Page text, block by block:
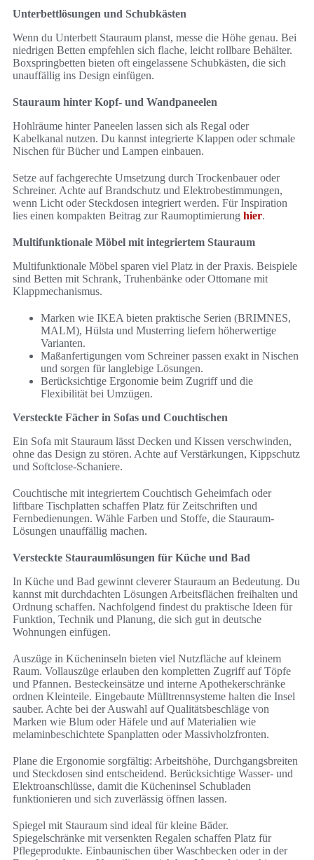
Unterbettlösungen und Schubkästen
Wenn du Unterbett Stauraum planst, messe die Höhe genau. Bei
niedrigen Betten empfehlen sich flache, leicht rollbare Behälter.
Boxspringbetten bieten oft eingelassene Schubkästen, die sich
unauffällig ins Design einfügen.
Stauraum hinter Kopf- und Wandpaneelen
Hohlräume hinter Paneelen lassen sich als Regal oder
Kabelkanal nutzen. Du kannst integrierte Klappen oder schmale
Nischen für Bücher und Lampen einbauen.
Setze auf fachgerechte Umsetzung durch Trockenbauer oder
Schreiner. Achte auf Brandschutz und Elektrobestimmungen,
wenn Licht oder Steckdosen integriert werden. Für Inspiration
lies einen kompakten Beitrag zur Raumoptimierung hier.
Multifunktionale Möbel mit integriertem Stauraum
Multifunktionale Möbel sparen viel Platz in der Praxis. Beispiele
sind Betten mit Schrank, Truhenbänke oder Ottomane mit
Klappmechanismus.
Marken wie IKEA bieten praktische Serien (BRIMNES,
MALM), Hülsta und Musterring liefern höherwertige
Varianten.
Maßanfertigungen vom Schreiner passen exakt in Nischen
und sorgen für langlebige Lösungen.
Berücksichtige Ergonomie beim Zugriff und die
Flexibilität bei Umzügen.
Versteckte Fächer in Sofas und Couchtischen
Ein Sofa mit Stauraum lässt Decken und Kissen verschwinden,
ohne das Design zu stören. Achte auf Verstärkungen, Kippschutz
und Softclose-Schaniere.
Couchtische mit integriertem Couchtisch Geheimfach oder
liftbare Tischplatten schaffen Platz für Zeitschriften und
Fernbedienungen. Wähle Farben und Stoffe, die Stauraum-
Lösungen unauffällig machen.
Versteckte Stauraumlösungen für Küche und Bad
In Küche und Bad gewinnt cleverer Stauraum an Bedeutung. Du
kannst mit durchdachten Lösungen Arbeitsflächen freihalten und
Ordnung schaffen. Nachfolgend findest du praktische Ideen für
Funktion, Technik und Planung, die sich gut in deutsche
Wohnungen einfügen.
Auszüge in Kücheninseln bieten viel Nutzfläche auf kleinem
Raum. Vollauszüge erlauben den kompletten Zugriff auf Töpfe
und Pfannen. Besteckeinsätze und interne Apothekerschränke
ordnen Kleinteile. Eingebaute Mülltrennsysteme halten die Insel
sauber. Achte bei der Auswahl auf Qualitätsbeschläge von
Marken wie Blum oder Häfele und auf Materialien wie
melaminbeschichtete Spanplatten oder Massivholzfronten.
Plane die Ergonomie sorgfältig: Arbeitshöhe, Durchgangsbreiten
und Steckdosen sind entscheidend. Berücksichtige Wasser- und
Elektroanschlüsse, damit die Kücheninsel Schubladen
funktionieren und sich zuverlässig öffnen lassen.
Spiegel mit Stauraum sind ideal für kleine Bäder.
Spiegelschränke mit versenkten Regalen schaffen Platz für
Pflegeprodukte. Einbaunischen über Waschbecken oder in der